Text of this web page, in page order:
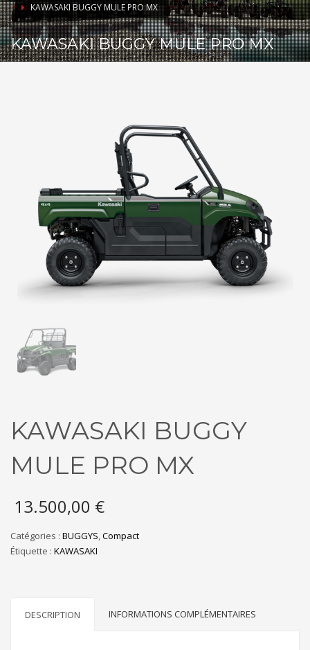
KAWASAKI BUGGY MULE PRO MX
KAWASAKI BUGGY MULE PRO MX
KAWASAKI BUGGY
MULE PRO MX
13.500,00 €
Catégories : BUGGYS,Compact
Étiquette : KAWASAKI
DESCRIPTION INFORMATIONS COMPLÉMENTAIRES